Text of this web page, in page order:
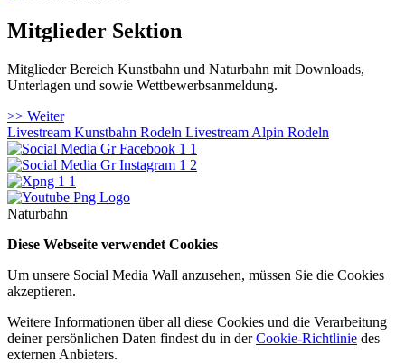
Mitglieder Sektion
Mitglieder Bereich Kunstbahn und Naturbahn mit Downloads,
Unterlagen und sowie Wettbewerbsanmeldung.
>> Weiter
Livestream Kunstbahn Rodeln Livestream Alpin Rodeln
Naturbahn
Diese Webseite verwendet Cookies
Um unsere Social Media Wall anzusehen, müssen Sie die Cookies
akzeptieren.
Weitere Informationen über all diese Cookies und die Verarbeitung
deiner persönlichen Daten findest du in derCookie-Richtlinie des
externen Anbieters.